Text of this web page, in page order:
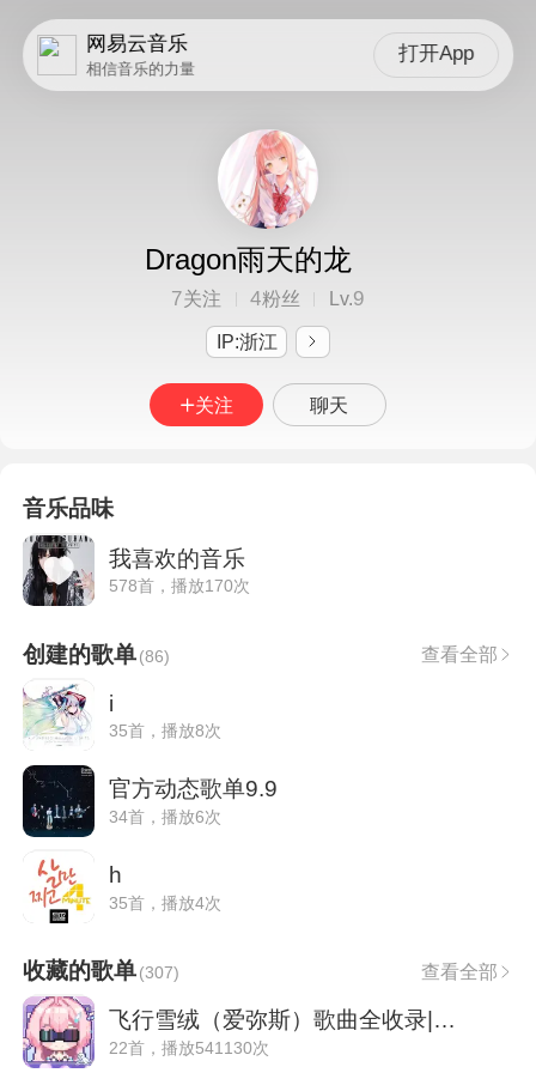
网易云音乐
相信音乐的力量
打开App
Dragon雨天的龙
7关注 4粉丝 Lv.9
IP:浙江
关注 聊天
音乐品味
我喜欢的音乐
578首，播放170次
创建的歌单(86) 查看全部
i
35首，播放8次
官方动态歌单9.9
34首，播放6次
h
35首，播放4次
收藏的歌单(307) 查看全部
飞行雪绒（爱弥斯）歌曲全收录|鸣潮
22首，播放541130次